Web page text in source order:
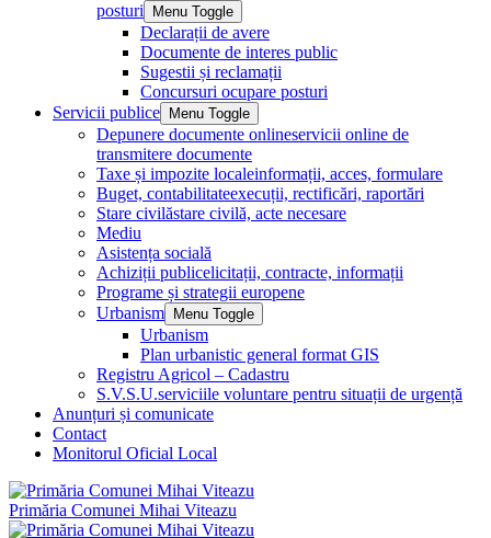
posturi
Menu Toggle
Declarații de avere
Documente de interes public
Sugestii și reclamații
Concursuri ocupare posturi
Servicii publice
Menu Toggle
Depunere documente onlineservicii online de
transmitere documente
Taxe și impozite localeinformații, acces, formulare
Buget, contabilitateexecuții, rectificări, raportări
Stare civilăstare civilă, acte necesare
Mediu
Asistența socială
Achiziții publicelicitații, contracte, informații
Programe și strategii europene
Urbanism
Menu Toggle
Urbanism
Plan urbanistic general format GIS
Registru Agricol – Cadastru
S.V.S.U.serviciile voluntare pentru situații de urgență
Anunțuri și comunicate
Contact
Monitorul Oficial Local
Primăria Comunei Mihai Viteazu